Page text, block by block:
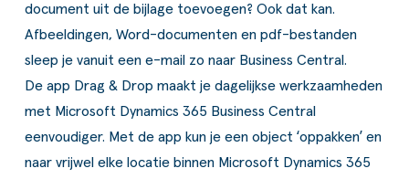
document uit de bijlage toevoegen? Ook dat kan.
Afbeeldingen, Word-documenten en pdf-bestanden
sleep je vanuit een e-mail zo naar Business Central.
De app Drag & Drop maakt je dagelijkse werkzaamheden
met Microsoft Dynamics 365 Business Central
eenvoudiger. Met de app kun je een object ‘oppakken’ en
naar vrijwel elke locatie binnen Microsoft Dynamics 365